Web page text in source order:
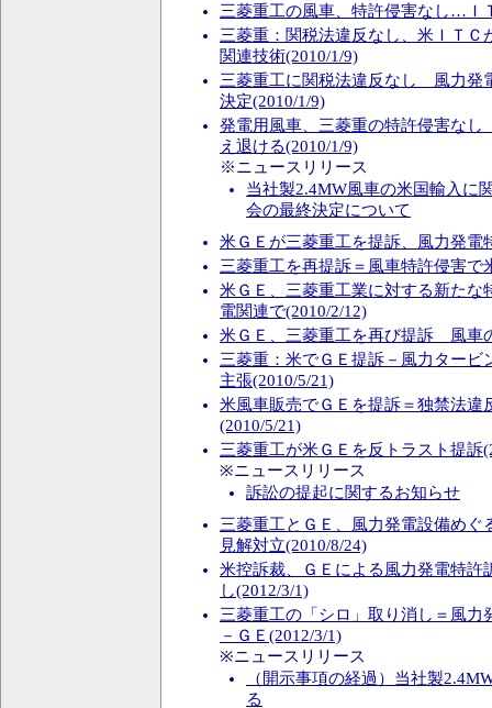
三菱重工の風車、特許侵害なし…Ｉ
三菱重：関税法違反なし、米ＩＴＣ
関連技術(2010/1/9)
三菱重工に関税法違反なし 風力発
決定(2010/1/9)
発電用風車、三菱重の特許侵害な
え退ける(2010/1/9)
※ニュースリリース
当社製2.4MW風車の米国輸入に
会の最終決定について
米ＧＥが三菱重工を提訴、風力発電
三菱重工を再提訴＝風車特許侵害で
米ＧＥ、三菱重工業に対する新たな
電関連で(2010/2/12)
米ＧＥ、三菱重工を再び提訴 風車
三菱重：米でＧＥ提訴－風力タービ
主張(2010/5/21)
米風車販売でＧＥを提訴＝独禁法違
(2010/5/21)
三菱重工が米ＧＥを反トラスト提訴
※ニュースリリース
訴訟の提起に関するお知らせ
三菱重工とＧＥ、風力発電設備めぐ
見解対立(2010/8/24)
米控訴裁、ＧＥによる風力発電特許
し(2012/3/1)
三菱重工の「シロ」取り消し＝風力
－ＧＥ(2012/3/1)
※ニュースリリース
（開示事項の経過）当社製
る